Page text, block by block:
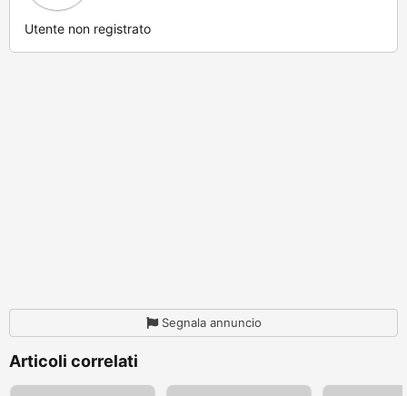
Utente non registrato
Segnala annuncio
Articoli correlati